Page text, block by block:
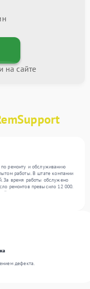
на сайте
ремонту и обслуживанию
работы. В штате компании
За время работы обслужено
ремонтов превысило 12 000.
включая , , . Мы работаем
высокий стандарт качества
дефекта.